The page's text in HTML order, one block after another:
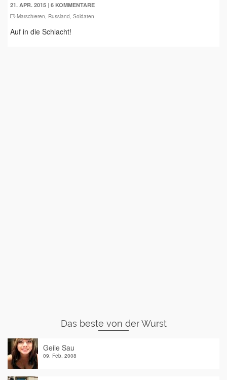
21. APR. 2015 | 6 KOMMENTARE
Marschieren, Russland, Soldaten
Auf in die Schlacht!
Das beste von der Wurst
Geile Sau
09. Feb. 2008